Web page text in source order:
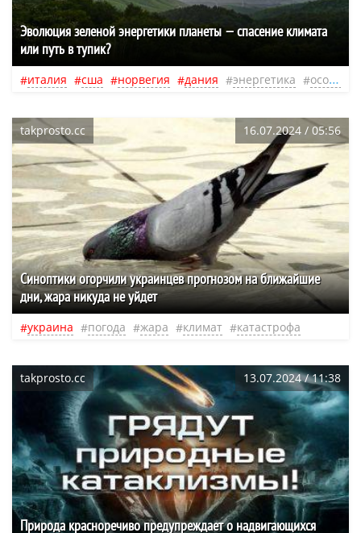
Эволюция зеленой энергетики планеты — спасение климата
или путь в тупик?
италия сша норвегия дания энергетика осознанность
takprosto.cc 16.07.2024 / 05:56
Синоптики огорчили украинцев прогнозом на ближайшие
дни, жара никуда не уйдет
украина погода жара климат катастрофа
takprosto.cc 13.07.2024 / 11:38
Природа красноречиво предупреждает о надвигающихся